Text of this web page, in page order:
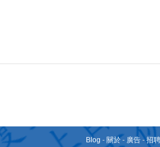
Blog - 關於 - 廣告 -招